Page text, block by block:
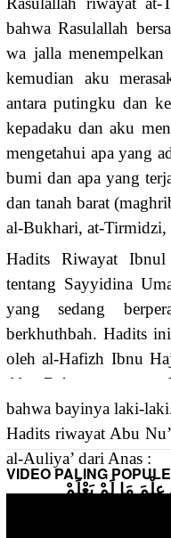
bahwa Rasulallah
wa jalla
kemudian aku
antara putingku dan
kepadaku dan aku
mengetahui apa yang
bumi dan apa yang
dan tanah barat
al-Bukhari, at-
Hadits Riwayat
tentang Sayyidina
yang sedang
berkhuthbah. Hadits
oleh al-Hafizh Ibnu
Abu Bakar yang
bahwa bayinya laki-
Hadits riwayat Abu
al-Auliya’ dari Anas :
عِلْمَ مَا لَمْ يَعْلَمْ
“Siapa yang
VIDEO PALING